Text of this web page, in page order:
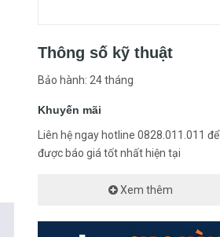
Thông số kỹ thuật
Bảo hành: 24 tháng
Khuyến mãi
Liên hệ ngay hotline 0828.011.011 để
được báo giá tốt nhất hiện tại
Xem thêm